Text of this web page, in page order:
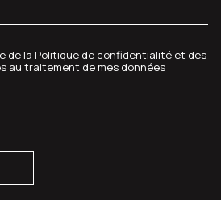
de la Politique de confidentialité et des
au traitement de mes données